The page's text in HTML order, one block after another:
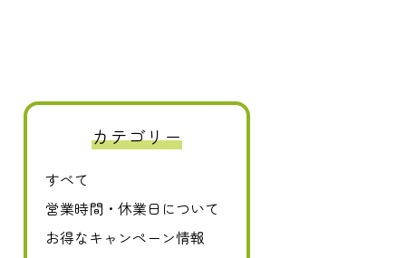
カテゴリー
すべて
営業時間・休業日について
お得なキャンペーン情報
411-606